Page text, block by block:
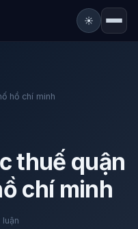
☀️
hồ chí minh
thuế quận
chí minh
luận